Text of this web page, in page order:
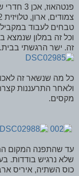
טבחים לעבוד
וכל זה במלון שנמצא
זה. ישר הרגשתי בבית.
כל מה שנשאר זה
ולאחר התרעננות
מקסים.
עד שהתפנה המקום
שלא נרגיש בודדות.
כוס השתיה, איריס